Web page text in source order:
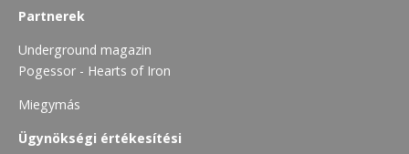
Partnerek
Underground magazin
Pogessor - Hearts of Iron
Miegymás
Ügynökségi értékesítési